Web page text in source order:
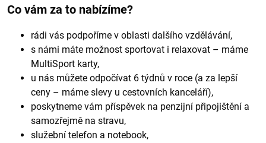
Co vám za to nabízíme?
rádi vás podpoříme v oblasti dalšího vzdělávání,
s námi máte možnost sportovat i relaxovat – máme
MultiSport karty,
u nás můžete odpočívat 6 týdnů v roce (a za lepší
ceny – máme slevy u cestovních kanceláří),
poskytneme vám příspěvek na penzijní připojištění a
samozřejmě na stravu,
služební telefon a notebook,